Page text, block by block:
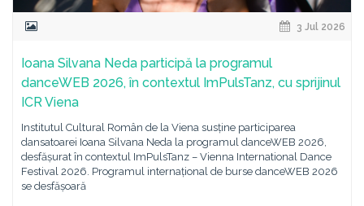
3 Jul 2026
Ioana Silvana Neda participă la programul
danceWEB 2026, în contextul ImPulsTanz, cu sprijinul
ICR Viena
Institutul Cultural Român de la Viena susține participarea
dansatoarei Ioana Silvana Neda la programul danceWEB 2026,
desfășurat în contextul ImPulsTanz – Vienna International Dance
Festival 2026. Programul internațional de burse danceWEB 2026
se desfășoară